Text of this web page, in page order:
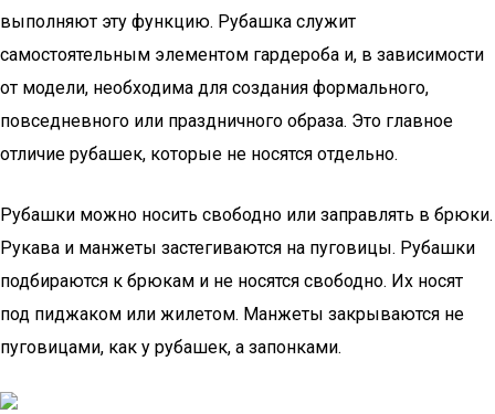
выполняют эту функцию. Рубашка служит
самостоятельным элементом гардероба и, в зависимости
от модели, необходима для создания формального,
повседневного или праздничного образа. Это главное
отличие рубашек, которые не носятся отдельно.
Рубашки можно носить свободно или заправлять в брюки.
Рукава и манжеты застегиваются на пуговицы. Рубашки
подбираются к брюкам и не носятся свободно. Их носят
под пиджаком или жилетом. Манжеты закрываются не
пуговицами, как у рубашек, а запонками.